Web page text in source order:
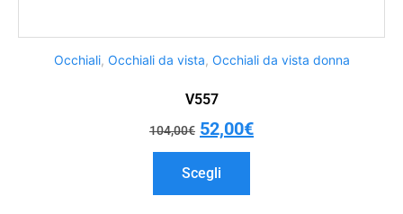
Occhiali, Occhiali da vista, Occhiali da vista donna
V557
104,00€ 52,00€
Scegli